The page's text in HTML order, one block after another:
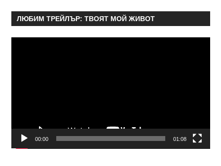
ЛЮБИМ ТРЕЙЛЪР: ТВОЯТ МОЙ ЖИВОТ
00:00 01:08